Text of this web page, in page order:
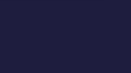
: Test et avis